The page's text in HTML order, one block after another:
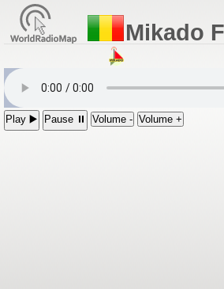
Mikado
Play ▶️ Pause ⏸ Volume - Volume +